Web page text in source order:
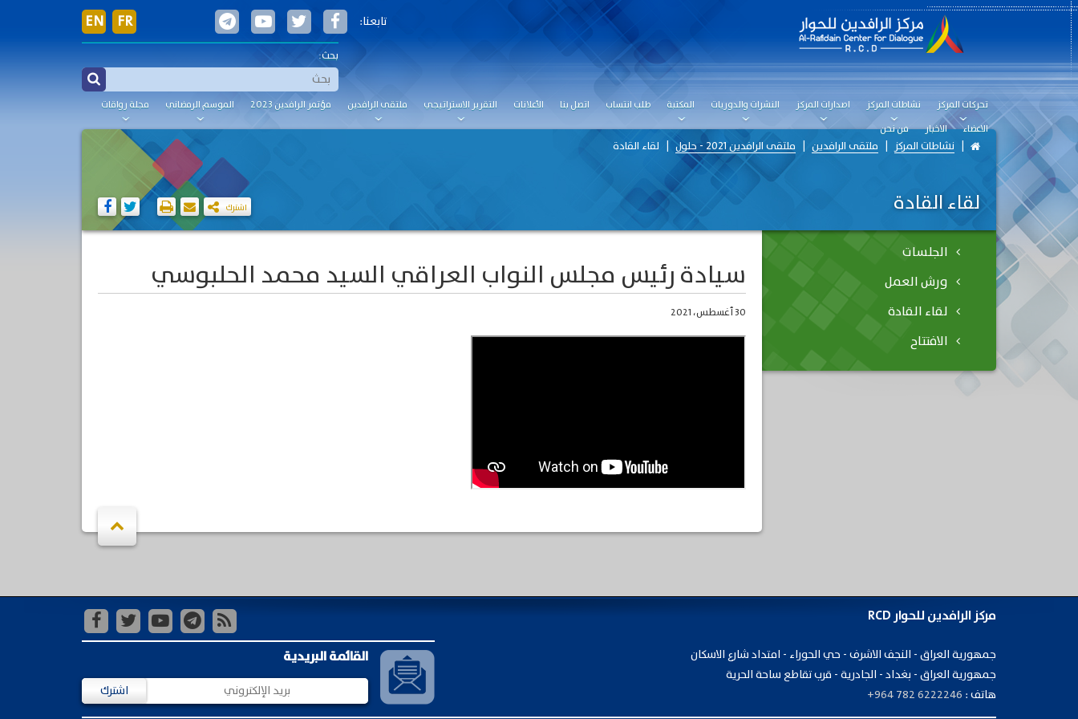
تحركات المركز نشاطات المركز اصدارات المركز النشرات والدوريات المكتبة طلب انتساب اتصل بنا الأعلانات التقرير الاستراتيجي ملتقى الرافدين مؤتمر الرافدين 2023 الموسم الرمضاني
مجلة رواقات
الاعضاء
الاخبار من نحن
EN FR تابعنا:
بحث:
نشاطات المركز ملتقى الرافدين ملتقى الرافدين 2021 - حلول لقاء القادة
لقاء القادة اشترك
سيادة رئيس مجلس النواب العراقي السيد محمد الحلبوسي
30 أغسطس، 2021
الجلسات
ورش العمل
لقاء القادة
الافتتاح
مركز الرافدين للحوار RCD
جمهورية ​العراق - النجف الاشرف - حي الحوراء - امتداد شارع الاسكان
جمهورية العراق - بغداد - الجادرية - قرب تقاطع ساحة الحرية
هاتف : +964 782 6222246
القائمة البريدية
اشترك